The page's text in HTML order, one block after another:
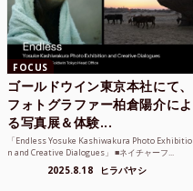
FOCUS
ゴールドウイン東京本社にて、
フォトグラファー柏倉陽介によ
る写真展＆体験...
「Endless Yosuke Kashiwakura Photo Exhibitio
n and Creative Dialogues」 ■ネイチャーフ...
2025.8.18 ヒラバヤシ